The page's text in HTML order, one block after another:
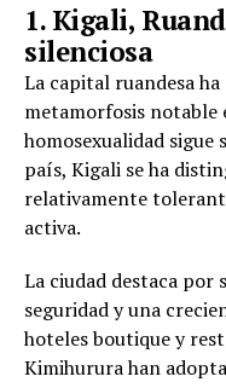
1. Kigali,
silenciosa
La capital ruandesa
metamorfosis notable
homosexualidad
país, Kigali se ha
relativamente
activa.
La ciudad destaca por
seguridad y una
hoteles boutique y
Kimihurura han